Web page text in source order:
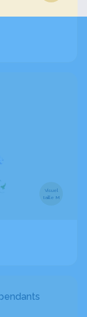
Visuel
taille M